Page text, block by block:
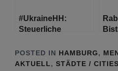
#UkraineHH:
Steuerliche
Spenden und
Hilfsmaßnahmen
POSTED IN HAMBURG,
AKTUELL, STÄDTE / CITIES